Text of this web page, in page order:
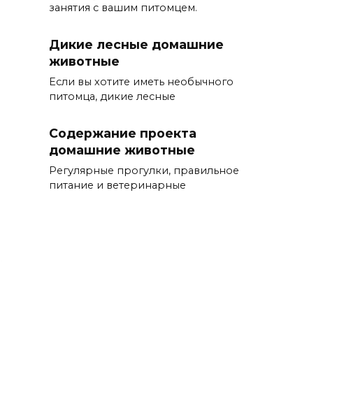
занятия с вашим питомцем.
Дикие лесные домашние
животные
Если вы хотите иметь необычного
питомца, дикие лесные
Содержание проекта
домашние животные
Регулярные прогулки, правильное
питание и ветеринарные